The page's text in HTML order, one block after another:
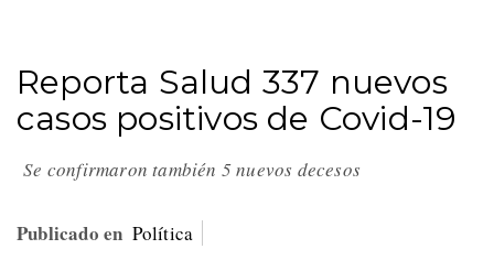
Reporta Salud 337 nuevos
casos positivos de Covid-19
Se confirmaron también 5 nuevos decesos
Publicado en Política